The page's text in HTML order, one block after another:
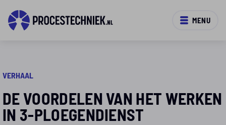
MENU
VERHAAL
DE VOORDELEN VAN HET WERKEN
IN 3-PLOEGENDIENST